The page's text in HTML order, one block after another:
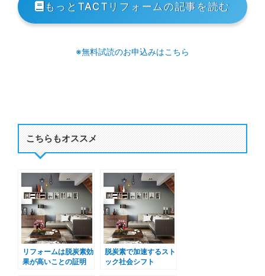
もっとTACTリフォームの記事を読む
※無料試読のお申込みはこちら
こちらもオススメ
リフォームは脱炭素効
果が高いことの証明
脱炭素で加速するスト
ック社会シフト